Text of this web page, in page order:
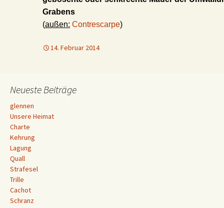
Grabens
(außen: Contrescarpe)
14. Februar 2014
Neueste Beiträge
glennen
Unsere Heimat
Charte
Kehrung
Lagung
Quall
Strafesel
Trille
Cachot
Schranz